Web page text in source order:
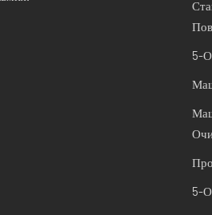
5-
5-